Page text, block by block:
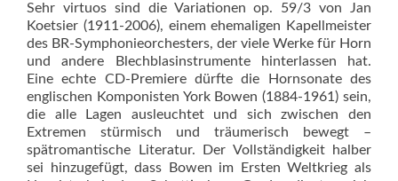
Sehr virtuos sind die Variationen op. 59/3 von Jan
Koetsier (1911-2006), einem ehemaligen Kapellmeister
des BR-Symphonieorchesters, der viele Werke für Horn
und andere Blechblasinstrumente hinterlassen hat.
Eine echte CD-Premiere dürfte die Hornsonate des
englischen Komponisten York Bowen (1884-1961) sein,
die alle Lagen ausleuchtet und sich zwischen den
Extremen stürmisch und träumerisch bewegt –
spätromantische Literatur. Der Vollständigkeit halber
sei hinzugefügt, dass Bowen im Ersten Weltkrieg als